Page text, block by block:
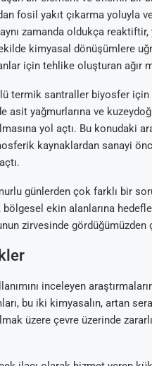
fosil yakıt çıkarma yoluyla
zamanda oldukça
kimyasal dönüşümlere
için tehlike oluşturan ağır
termik santraller biyosfer için
asit yağmurlarına ve
yol açtı. Bu konudaki
kaynaklardan sanayi
günlerden çok farklı bir
ekin alanlarına
zirvesinde gördüğümüzden
inceleyen
bu iki kimyasalın, artan
üzere çevre üzerinde
ve